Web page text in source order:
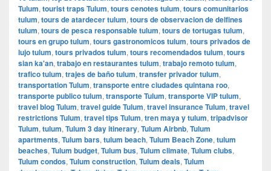
Tulum, tourist traps Tulum, tours cenotes tulum, tours comunitarios
tulum, tours de atardecer tulum, tours de observacion de delfines
tulum, tours de pesca responsable tulum, tours de tortugas tulum,
tours en grupo tulum, tours gastronomicos tulum, tours privados de
lujo tulum, tours privados tulum, tours recomendados tulum, tours
sian ka'an, trabajo en restaurantes tulum, trabajo remoto tulum,
trafico tulum, trajes de baño tulum, transfer privador tulum,
transportation Tulum, transporte entre ciudades quintana roo,
transporte publico tulum, transporte Tulum, transporte VIP tulum,
travel blog Tulum, travel guide Tulum, travel insurance Tulum, travel
restrictions Tulum, travel tips Tulum, tren maya y tulum, tripadvisor
Tulum, tulum, Tulum 3 day itinerary, Tulum Airbnb, Tulum
apartments, Tulum bars, tulum beach, Tulum Beach Zone, tulum
beaches, Tulum budget, Tulum bus, Tulum climate, Tulum clubs,
Tulum condos, Tulum construction, Tulum deals, Tulum